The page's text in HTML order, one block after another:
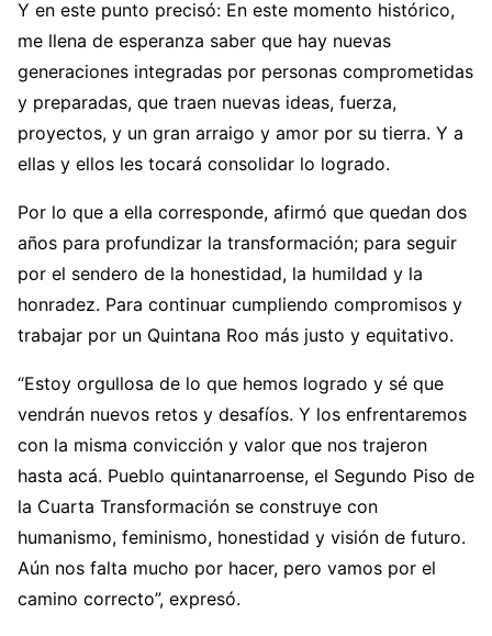
Y en este punto precisó: En este momento histórico,
me llena de esperanza saber que hay nuevas
generaciones integradas por personas comprometidas
y preparadas, que traen nuevas ideas, fuerza,
proyectos, y un gran arraigo y amor por su tierra. Y a
ellas y ellos les tocará consolidar lo logrado.
Por lo que a ella corresponde, afirmó que quedan dos
años para profundizar la transformación; para seguir
por el sendero de la honestidad, la humildad y la
honradez. Para continuar cumpliendo compromisos y
trabajar por un Quintana Roo más justo y equitativo.
“Estoy orgullosa de lo que hemos logrado y sé que
vendrán nuevos retos y desafíos. Y los enfrentaremos
con la misma convicción y valor que nos trajeron
hasta acá. Pueblo quintanarroense, el Segundo Piso de
la Cuarta Transformación se construye con
humanismo, feminismo, honestidad y visión de futuro.
Aún nos falta mucho por hacer, pero vamos por el
camino correcto”, expresó.